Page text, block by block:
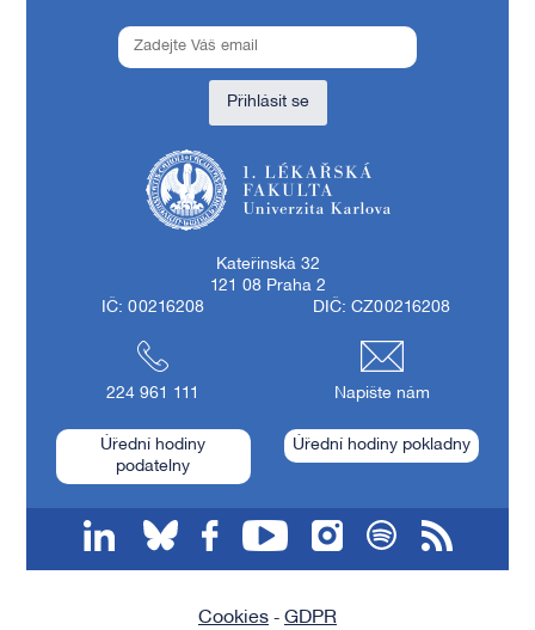
Přihlásit se
Kateřinská 32
121 08 Praha 2
IČ: 00216208
DIČ: CZ00216208
224 961 111 Napište nám
Úřední hodiny
podatelny
Úřední hodiny pokladny
Cookies - GDPR